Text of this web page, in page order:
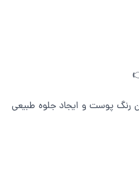
پوست و ایجاد جلوه طبیعی